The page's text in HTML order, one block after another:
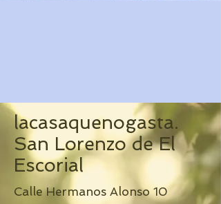
lacasaquenogasta.
San Lorenzo de El
Escorial
Calle Hermanos Alonso 10